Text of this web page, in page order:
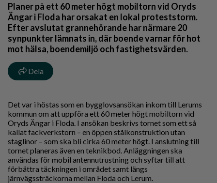
Planer på ett 60 meter högt mobiltorn vid Oryds
Ängar i Floda har orsakat en lokal proteststorm.
Efter avslutat grannehörande har närmare 20
synpunkter lämnats in, där boende varnar för hot
mot hälsa, boendemiljö och fastighetsvärden.
Dela
Det var i höstas som en bygglovsansökan inkom till Lerums
kommun om att uppföra ett 60 meter högt mobiltorn vid
Oryds Ängar i Floda. I ansökan beskrivs tornet som ett så
kallat fackverkstorn – en öppen stålkonstruktion utan
staglinor – som ska bli cirka 60 meter högt. I anslutning till
tornet planeras även en teknikbod. Anläggningen ska
användas för mobil antennutrustning och syftar till att
förbättra täckningen i området samt längs
järnvägssträckorna mellan Floda och Lerum.